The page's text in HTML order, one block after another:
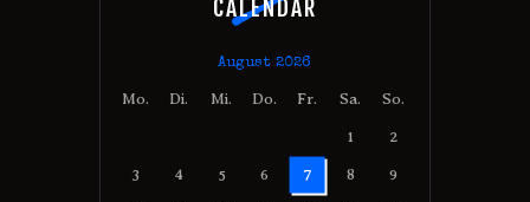
CALENDAR
August 2026
Mo. Di. Mi. Do. Fr. Sa. So.
1 2
3 4 5 6 7 8 9